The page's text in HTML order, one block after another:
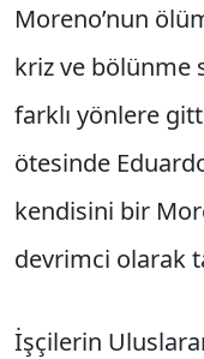
Moreno’nun
kriz ve bölünme
farklı yönlere
ötesinde
kendisini bir
devrimci olarak
İşçilerin